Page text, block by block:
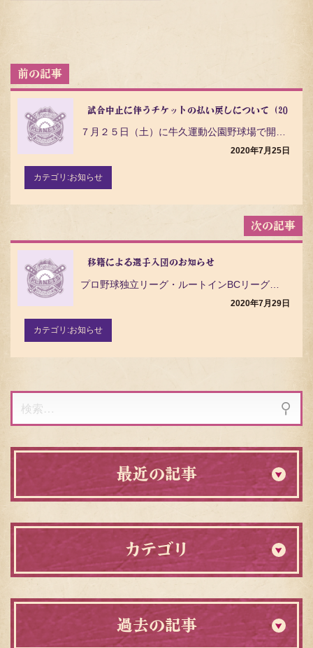
投
稿
ナ
試合中止に伴うチケットの払い戻しについて（2020年
７月２５日（土）に牛久運動公園野球場で開催を予定していた茨城アストロプラネッツ対埼玉武蔵ヒートベアー…
2020年7月25日
カテゴリ:お知らせ
移籍による選手入団のお知らせ
2020年7月29日
カテゴリ:お知らせ
索:
最近の記事
カテゴリ
過去の記事